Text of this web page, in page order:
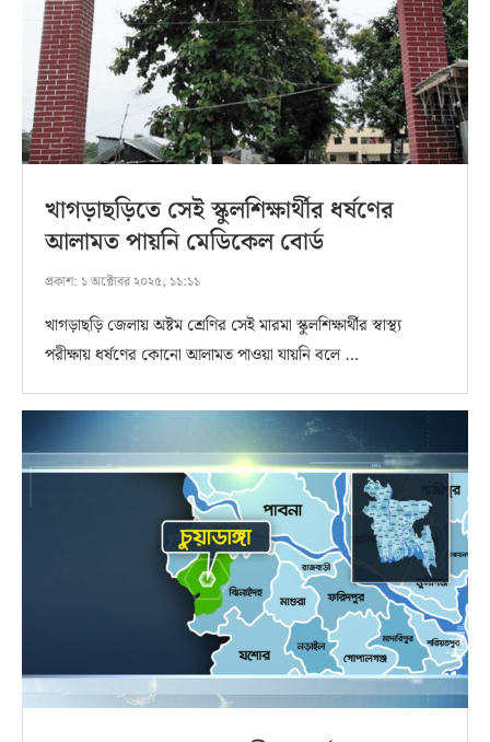
খাগড়াছড়িতে সেই স্কুলশিক্ষার্থীর ধর্ষণের
আলামত পায়নি মেডিকেল বোর্ড
প্রকাশ: ১ অক্টোবর ২০২৫, ১১:১১
খাগড়াছড়ি জেলায় অষ্টম শ্রেণির সেই মারমা স্কুলশিক্ষার্থীর স্বাস্থ্য
পরীক্ষায় ধর্ষণের কোনো আলামত পাওয়া যায়নি বলে …